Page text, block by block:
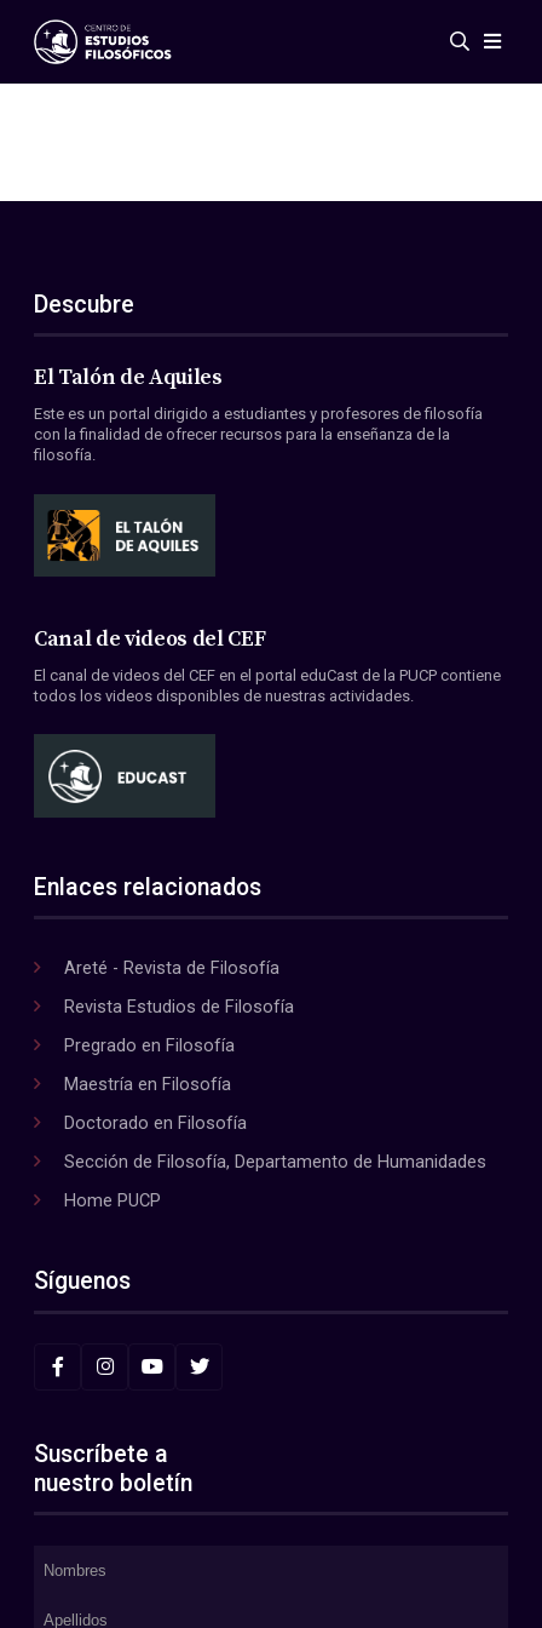
Eventos
ES
EN
Acerca de nosotros
Miembros
Convenios
Descubre
El Talón de Aquiles
Este es un portal dirigido a estudiantes y profesores de filosofía
con la finalidad de ofrecer recursos para la enseñanza de la
filosofía.
Canal de videos del CEF
El canal de videos del CEF en el portal eduCast de la PUCP contiene
todos los videos disponibles de nuestras actividades.
Enlaces relacionados
Areté - Revista de Filosofía
Revista Estudios de Filosofía
Pregrado en Filosofía
Maestría en Filosofía
Doctorado en Filosofía
Sección de Filosofía, Departamento de Humanidades
Home PUCP
Síguenos
Suscríbete a
nuestro boletín